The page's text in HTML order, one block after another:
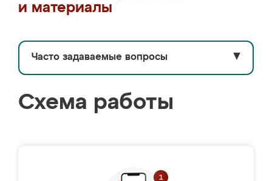
и материалы
Часто задаваемые вопросы ▼
Схема работы